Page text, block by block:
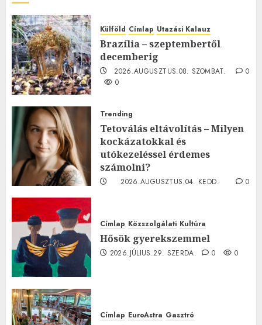
Külföld Címlap Utazási Kalauz
Brazília – szeptembertől
decemberig
2026.AUGUSZTUS.08. SZOMBAT.
0
0
Trending
Tetoválás eltávolítás – Milyen
kockázatokkal és
utókezeléssel érdemes
számolni?
2026.AUGUSZTUS.04. KEDD.
0
Címlap Közszolgálati Kultúra
Hősök gyerekszemmel
2026.JÚLIUS.29. SZERDA. 0 0
Címlap EuroAstra Gasztró